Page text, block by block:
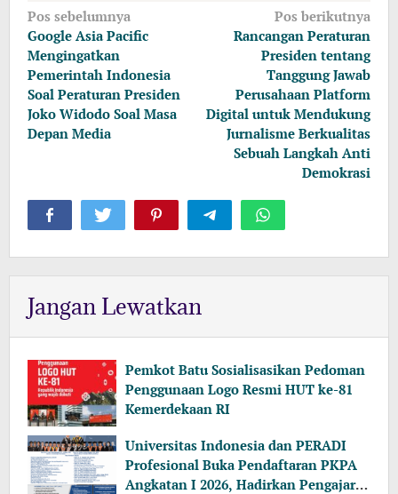
Navigasi
pos
Pos sebelumnya
Google Asia Pacific
Mengingatkan
Pemerintah Indonesia
Soal Peraturan Presiden
Joko Widodo Soal Masa
Depan Media
Pos berikutnya
Rancangan Peraturan
Presiden tentang
Tanggung Jawab
Perusahaan Platform
Digital untuk Mendukung
Jurnalisme Berkualitas
Sebuah Langkah Anti
Demokrasi
Jangan Lewatkan
Pemkot Batu Sosialisasikan Pedoman
Penggunaan Logo Resmi HUT ke-81
Kemerdekaan RI
Universitas Indonesia dan PERADI
Profesional Buka Pendaftaran PKPA
Angkatan I 2026, Hadirkan Pengajar